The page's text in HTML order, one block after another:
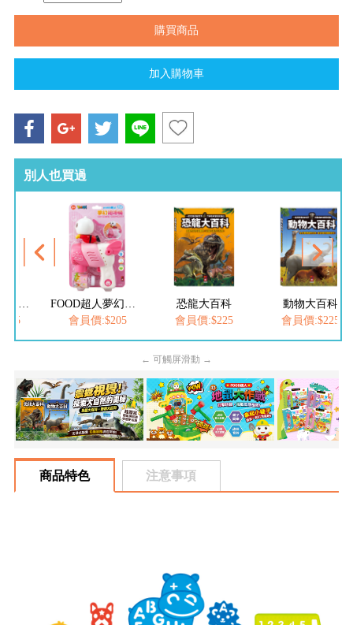
別人也買過
會員價:$205
恐龍大百科
會員價:$225
動物大百科
會員價:$225
← 可觸屏滑動 →
商品特色 注意事項